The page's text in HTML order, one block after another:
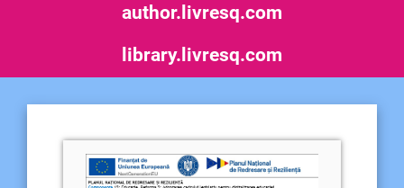
author.livresq.com
library.livresq.com